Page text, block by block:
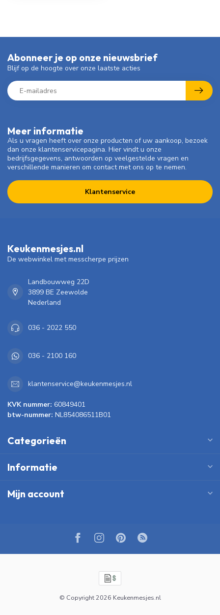
Meer informatie
Als u vragen heeft over onze producten of uw aankoop, bezoek
dan onze klantenservicepagina. Hier vindt u onze
bedrijfsgegevens, antwoorden op veelgestelde vragen en
verschillende manieren om contact met ons op te nemen.
Klantenservice
Abonneer je op onze nieuwsbrief
Blijf op de hoogte over onze laatste acties
Keukenmesjes.nl
De webwinkel met messcherpe prijzen
Landbouwweg 22D
3899 BE Zeewolde
Nederland
036 - 2022 550
036 - 2100 160
klantenservice@keukenmesjes.nl
KVK nummer: 60849401
btw-nummer: NL854086511B01
Categorieën
Informatie
Mijn account
© Copyright 2026 Keukenmesjes.nl